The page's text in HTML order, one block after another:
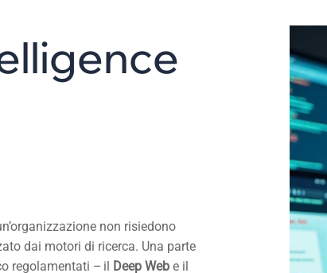
lligence
non risiedono
dai motori di ricerca. Una parte
regolamentati – il Deep Web e il